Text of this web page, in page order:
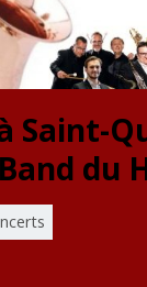
Saint-
du